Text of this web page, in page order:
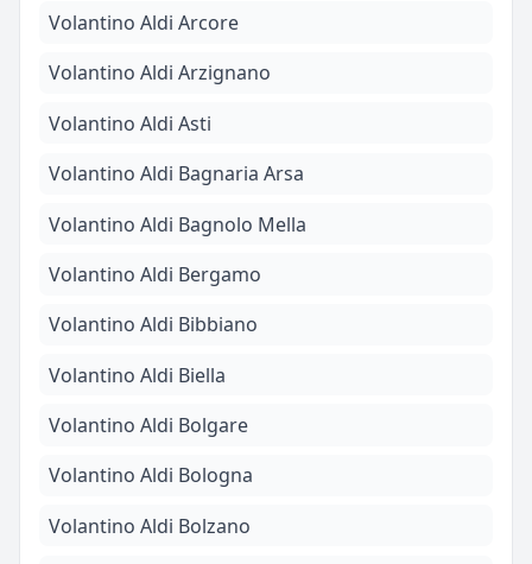
Volantino Aldi Arcore
Volantino Aldi Arzignano
Volantino Aldi Asti
Volantino Aldi Bagnaria Arsa
Volantino Aldi Bagnolo Mella
Volantino Aldi Bergamo
Volantino Aldi Bibbiano
Volantino Aldi Biella
Volantino Aldi Bolgare
Volantino Aldi Bologna
Volantino Aldi Bolzano